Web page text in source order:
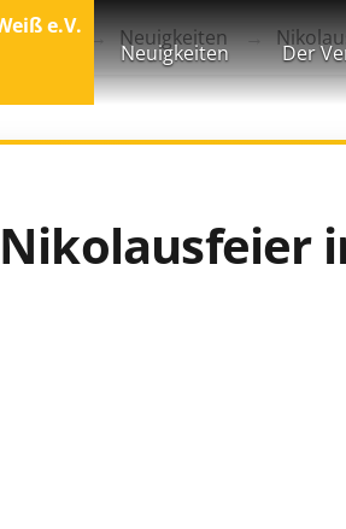
e.V.
Neuigkeiten
Der
Blog Neuigkeiten
Nikolausfeier